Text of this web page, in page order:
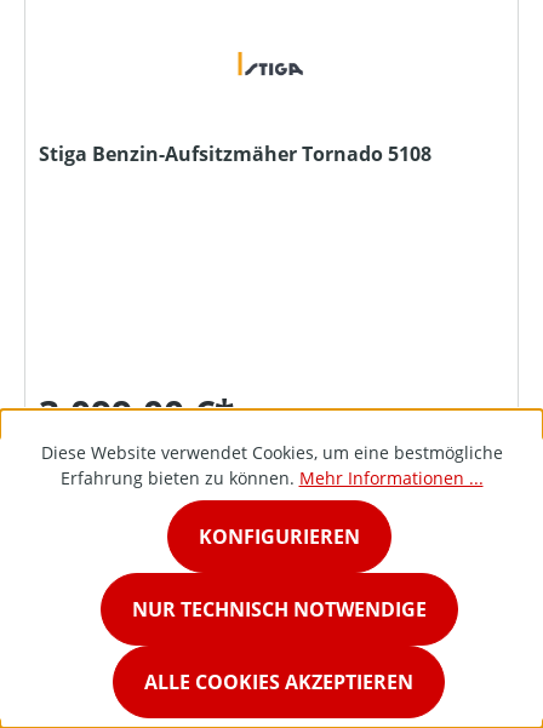
Stiga Benzin-Aufsitzmäher Tornado 5108
3.099,00 €*
DETAILS
Diese Website verwendet Cookies, um eine bestmögliche
Erfahrung bieten zu können. Mehr Informationen ...
NUR TECHNISCH NOTWENDIGE
KONFIGURIEREN
ALLE COOKIES AKZEPTIEREN